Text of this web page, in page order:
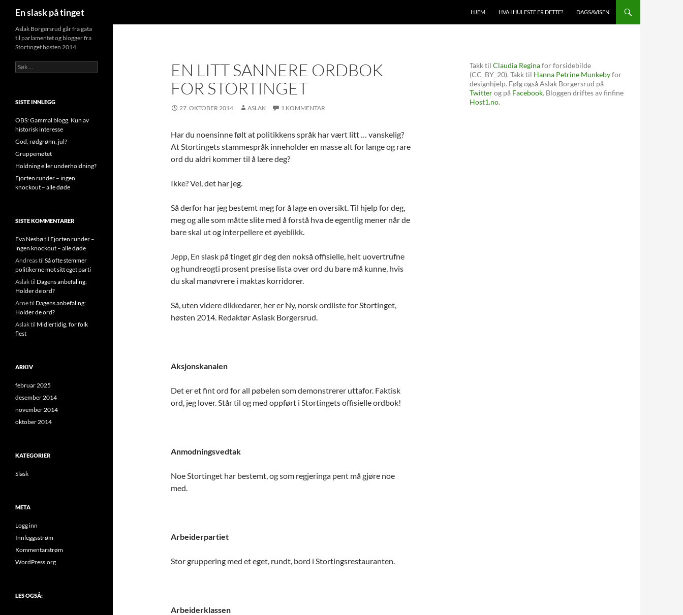
En slask på tinget
HJEM
HVA I HULESTE ER DETTE? DAGSAVISEN
EN LITT SANNERE ORDBOK
FOR STORTINGET
27. OKTOBER 2014 ASLAK 1 KOMMENTAR
Har du noensinne følt at politikkens språk har vært litt … vanskelig?
At Stortingets stammespråk inneholder en masse alt for lange og rare
ord du aldri kommer til å lære deg?
Ikke? Vel, det har jeg.
Så derfor har jeg bestemt meg for å lage en oversikt. Til hjelp for deg,
meg og alle som måtte slite med å forstå hva de egentlig mener når de
bare skal ut og interpellere et øyeblikk.
Jepp, En slask på tinget gir deg den nokså offisielle, helt uovertrufne
og hundreogti prosent presise lista over ord du bare må kunne, hvis
du skal manøvrere i maktas korridorer.
Så, uten videre dikkedarer, her er Ny, norsk ordliste for Stortinget,
høsten 2014. Redaktør Aslask Borgersrud.
Aksjonskanalen
Det er et fint ord for all pøbelen som demonstrerer uttafor. Faktisk
ord, jeg lover. Står til og med oppført i Stortingets offisielle ordbok!
Anmodningsvedtak
Noe Stortinget har bestemt, og som regjeringa pent må gjøre noe
med.
Arbeiderpartiet
Stor gruppering med et eget, rundt, bord i Stortingsrestauranten.
Arbeiderklassen
Takk til Claudia Reginafor forsidebilde
(CC_BY_20). Takk til Hanna Petrine Munkebyfor
designhjelp. Følg også Aslak Borgersrud på
Twitterog på Facebook. Bloggen driftes av finfine
Host1.no.
Aslak Borgersrud går fra gata
til parlamentet og blogger fra
Stortinget høsten 2014
Søk
etter:
SISTE INNLEGG
OBS: Gammal blogg. Kun av
historisk interesse
God, rødgrønn, jul?
Gruppemøtet
Holdning eller underholdning?
Fjorten runder – ingen
knockout – alle døde
SISTE KOMMENTARER
Eva Nesbøtil Fjorten runder –
ingen knockout – alle døde
Andreastil Så ofte stemmer
politikerne mot sitt eget parti
Aslaktil Dagens anbefaling:
Holder de ord?
Arnetil Dagens anbefaling:
Holder de ord?
Aslaktil Midlertidig, for folk
flest
ARKIV
februar 2025
desember 2014
november 2014
oktober 2014
KATEGORIER
Slask
META
Logg inn
Innleggsstrøm
Kommentarstrøm
WordPress.org
LES OGSÅ: